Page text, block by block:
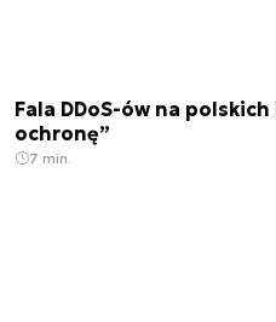
Fala DDoS-ów na
ochronę”
7 min.